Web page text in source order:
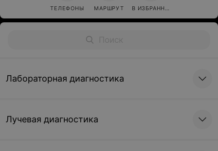
ТЕЛЕФОНЫ МАРШРУТ В ИЗБРАННОЕ
Лабораторная диагностика
Лучевая диагностика